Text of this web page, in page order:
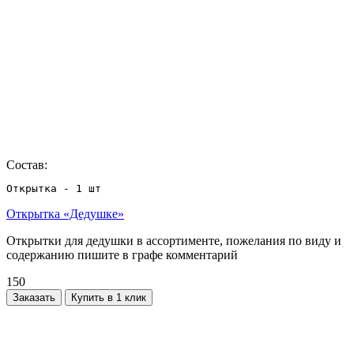
Состав:
Открытка - 1 шт
Открытка «Дедушке»
Открытки для дедушки в ассортименте, пожелания по виду и
содержанию пишите в графе комментарий
150
Заказать Купить в 1 клик